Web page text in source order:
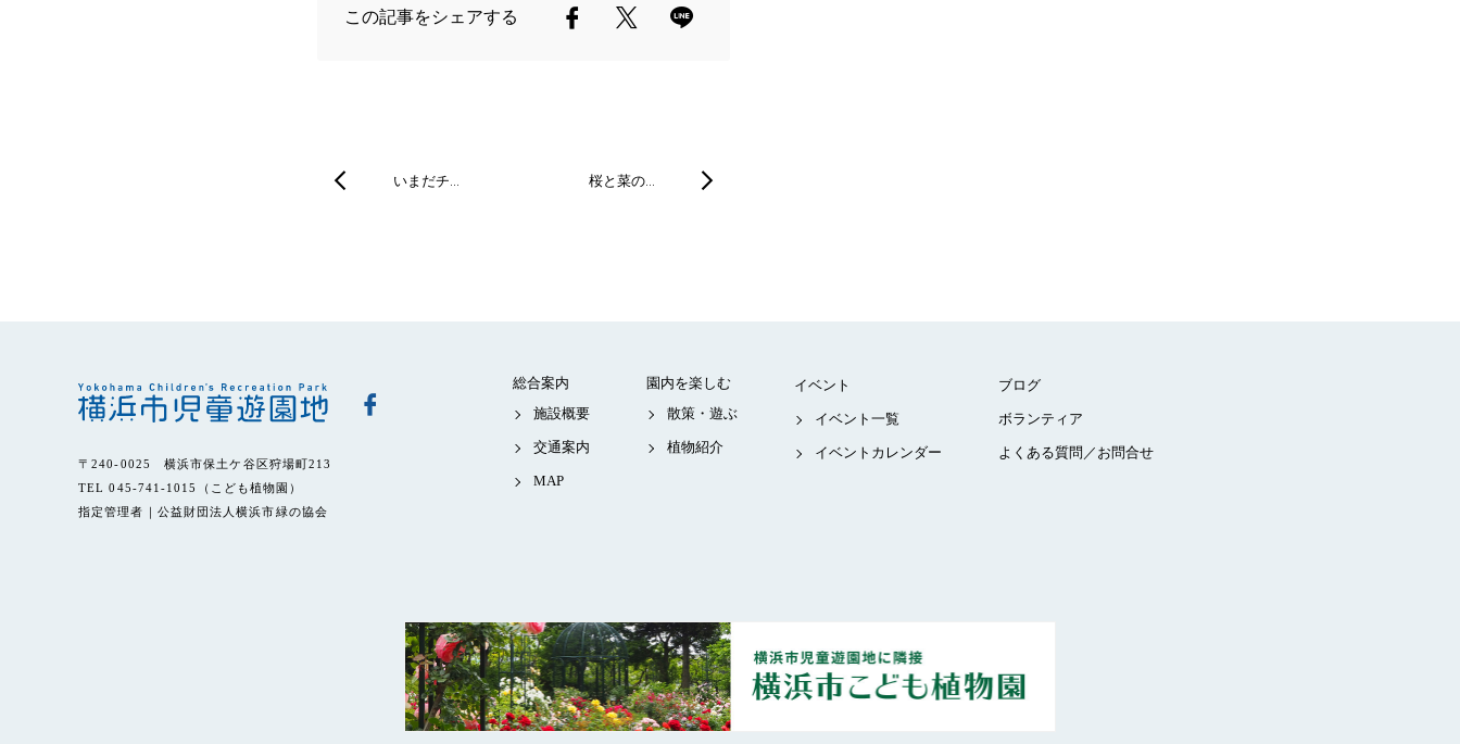
この記事をシェアする
いまだチ… 桜と菜の…
〒240-0025 横浜市保土ケ谷区狩場町213
TEL 045-741-1015（こども植物園）
指定管理者｜公益財団法人横浜市緑の協会
総合案内
施設概要
交通案内
MAP
園内を楽しむ
散策・遊ぶ
植物紹介
イベント
イベント一覧
イベントカレンダー
ブログ
ボランティア
よくある質問／お問合せ